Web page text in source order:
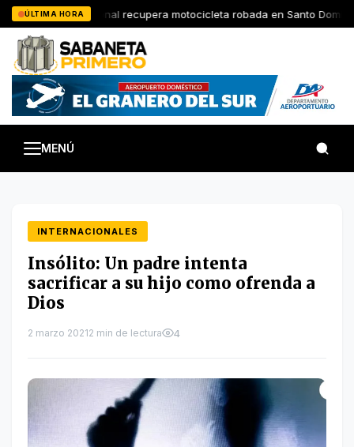
Saltar
al
contenido
ÚLTIMA HORA
Policia Nacional recupera motocicleta robada en Santo
MENÚ
INTERNACIONALES
Insólito: Un padre intenta
sacrificar a su hijo como ofrenda a
Dios
2 marzo 20212 min de lectura 4